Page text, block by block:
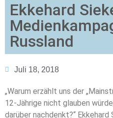
Ekkehard
Russland
Juli 18, 2018
„Warum erzählt uns der
12-Jährige nicht glauben
darüber nachdenkt?“